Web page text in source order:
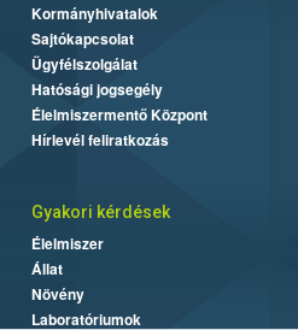
Kormányhivatalok
Sajtókapcsolat
Ügyfélszolgálat
Hatósági jogsegély
Élelmiszermentő Központ
Hírlevél feliratkozás
Gyakori kérdések
Élelmiszer
Állat
Növény
Laboratóriumok